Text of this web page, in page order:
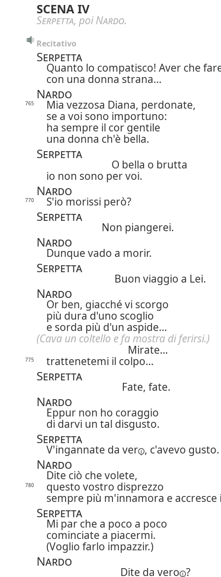
SCENA IV
Serpetta, poiNardo.
Recitativo
Serpetta
Quanto lo compatisco! Aver che
con una donna strana…
Nardo
765
Mia vezzosa Diana, perdonate,
se a voi sono importuno:
ha sempre il cor gentile
una donna ch'è bella.
Serpetta
O bella o brutta
io non sono per voi.
Nardo
770 S'io morissi però?
Serpetta
Non piangerei.
Nardo
Dunque vado a morir.
Serpetta
Buon viaggio a Lei.
Nardo
Or ben, giacché vi scorgo
più dura d'uno scoglio
e sorda più d'un aspide…
(Cava un coltello e fa mostra di ferirsi.)
Mirate…
775 trattenetemi il colpo…
Serpetta
Fate, fate.
Nardo
Eppur non ho coraggio
di darvi un tal disgusto.
Serpetta
V'ingannate da ver , c'avevo gusto.
Nardo
Dite ciò che volete,
780
questo vostro disprezzo
sempre più m'innamora e accresce
Serpetta
Mi par che a poco a poco
cominciate a piacermi.
(Voglio farlo impazzir.)
Nardo
Dite da vero ?